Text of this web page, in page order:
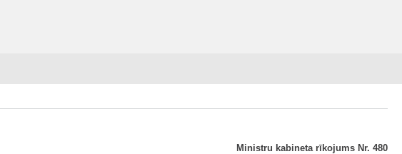
Ministru kabineta rīkojums Nr. 480